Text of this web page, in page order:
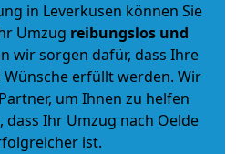
in Leverkusen können Sie
Umzug reibungslos und
wir sorgen dafür, dass Ihre
erfüllt werden. Wir
um Ihnen zu helfen
dass Ihr Umzug nach Oelde
ist.